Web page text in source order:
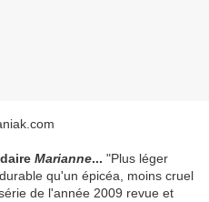
Marianne... "Plus léger
qu'un épicéa, moins cruel
de l'année 2009 revue et